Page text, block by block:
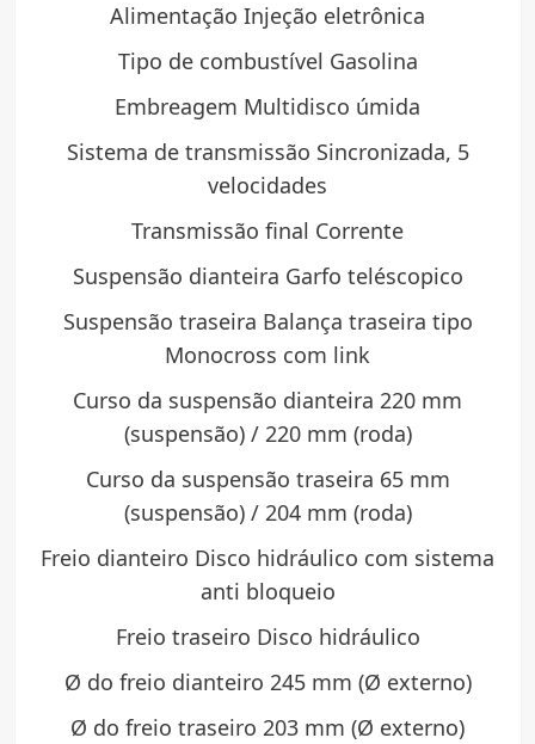
Alimentação Injeção eletrônica
Tipo de combustível Gasolina
Embreagem Multidisco úmida
Sistema de transmissão Sincronizada, 5
velocidades
Transmissão final Corrente
Suspensão dianteira Garfo teléscopico
Suspensão traseira Balança traseira tipo
Monocross com link
Curso da suspensão dianteira 220 mm
(suspensão) / 220 mm (roda)
Curso da suspensão traseira 65 mm
(suspensão) / 204 mm (roda)
Freio dianteiro Disco hidráulico com sistema
anti bloqueio
Freio traseiro Disco hidráulico
Ø do freio dianteiro 245 mm (Ø externo)
Ø do freio traseiro 203 mm (Ø externo)